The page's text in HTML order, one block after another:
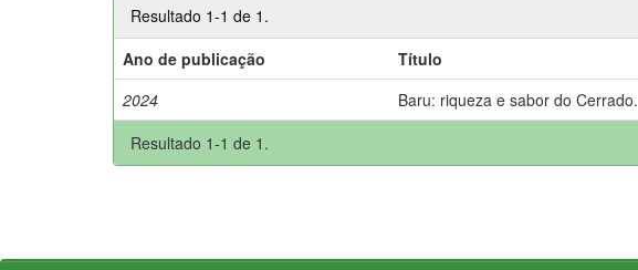
Resultado 1-1 de 1.
Ano de publicação
Título
2024
Baru: riqueza e sabor do Cerrado.
Resultado 1-1 de 1.